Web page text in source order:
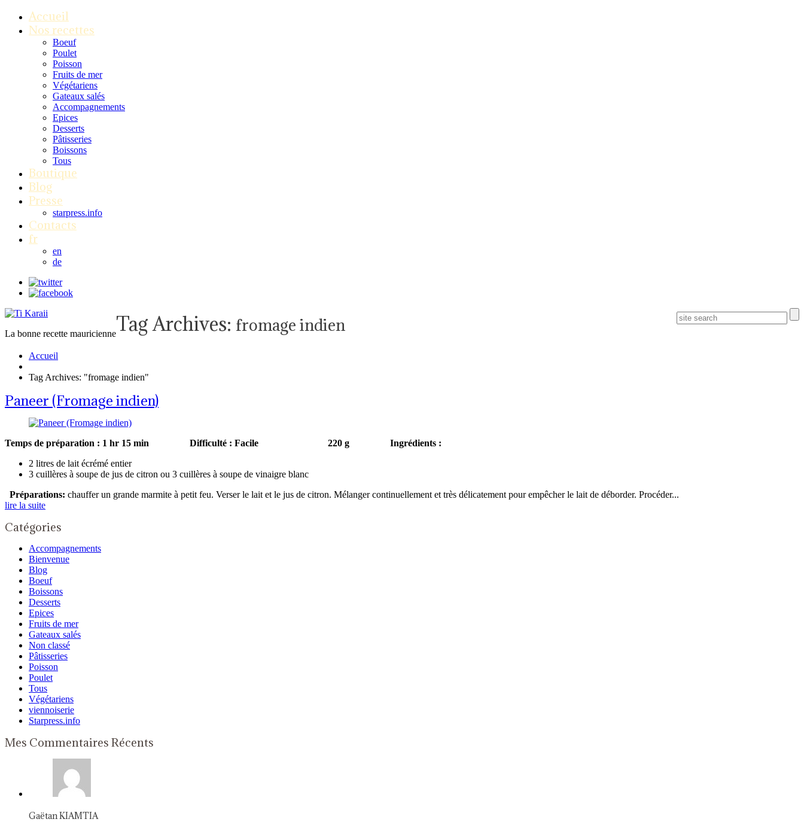
Accueil
Nos recettes
Boeuf
Poulet
Poisson
Fruits de mer
Végétariens
Gateaux salés
Accompagnements
Epices
Desserts
Pâtisseries
Boissons
Tous
Boutique
Blog
Presse
starpress.info
Contacts
fr
en
de
La bonne recette mauricienneTag Archives: fromage indien
Accueil
Tag Archives: "fromage indien"
Paneer (Fromage indien)
Temps de préparation : 1 hr 15 min Difficulté : Facile 220 g
Ingrédients :
2 litres de lait écrémé entier
3 cuillères à soupe de jus de citron ou 3 cuillères à soupe de vinaigre blanc
Préparations: chauffer un grande marmite à petit feu. Verser le lait et le jus de citron. Mélanger continuellement et très délicatement pour empêcher le lait de déborder. Procéder...
lire la suite
Catégories
Accompagnements
Bienvenue
Blog
Boeuf
Boissons
Desserts
Epices
Fruits de mer
Gateaux salés
Non classé
Pâtisseries
Poisson
Poulet
Tous
Végétariens
viennoiserie
Starpress.info
Mes Commentaires Récents
Gaëtan KIAMTIA